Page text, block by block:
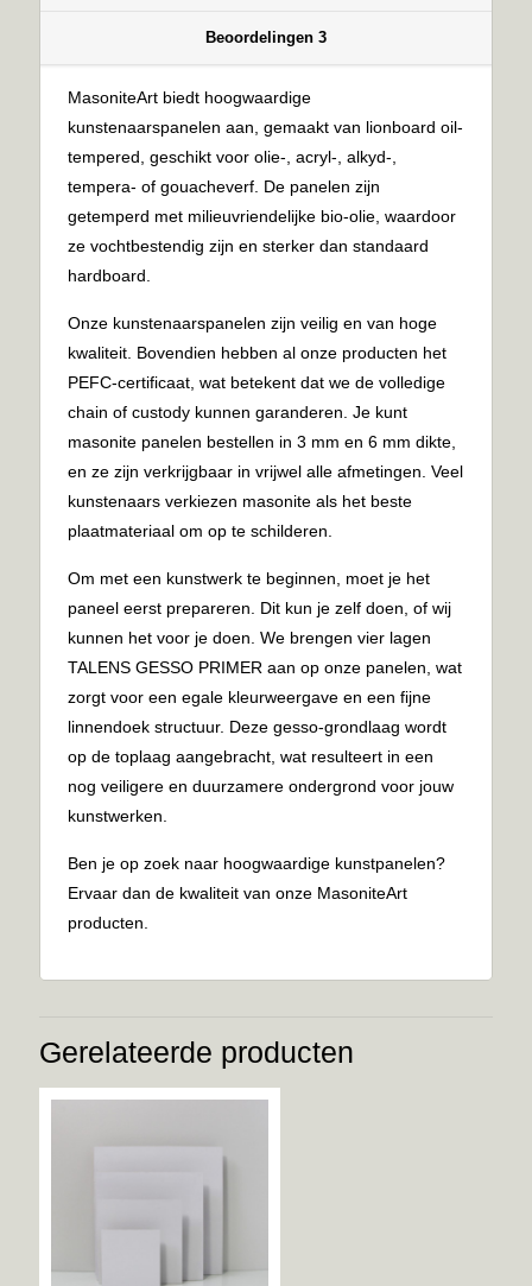
Beoordelingen 3
MasoniteArt biedt hoogwaardige
kunstenaarspanelen aan, gemaakt van lionboard oil-
tempered, geschikt voor olie-, acryl-, alkyd-,
tempera- of gouacheverf. De panelen zijn
getemperd met milieuvriendelijke bio-olie, waardoor
ze vochtbestendig zijn en sterker dan standaard
hardboard.
Onze kunstenaarspanelen zijn veilig en van hoge
kwaliteit. Bovendien hebben al onze producten het
PEFC-certificaat, wat betekent dat we de volledige
chain of custody kunnen garanderen. Je kunt
masonite panelen bestellen in 3 mm en 6 mm dikte,
en ze zijn verkrijgbaar in vrijwel alle afmetingen. Veel
kunstenaars verkiezen masonite als het beste
plaatmateriaal om op te schilderen.
Om met een kunstwerk te beginnen, moet je het
paneel eerst prepareren. Dit kun je zelf doen, of wij
kunnen het voor je doen. We brengen vier lagen
TALENS GESSO PRIMER aan op onze panelen, wat
zorgt voor een egale kleurweergave en een fijne
linnendoek structuur. Deze gesso-grondlaag wordt
op de toplaag aangebracht, wat resulteert in een
nog veiligere en duurzamere ondergrond voor jouw
kunstwerken.
Ben je op zoek naar hoogwaardige kunstpanelen?
Ervaar dan de kwaliteit van onze MasoniteArt
producten.
Gerelateerde producten